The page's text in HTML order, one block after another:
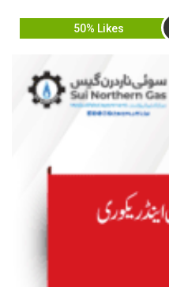
50% Likes